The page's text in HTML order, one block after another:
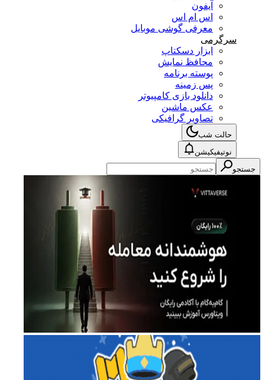
آیفون
اس ام اس
معرفی گوشی موبایل
سرگرمی
ابزار دسکتاپ
محافظ نمایش
پوسته برنامه
پس زمینه
دانلود بازی کامپیوتر
عکس ماشین
تصاویر گرافیکی
حالت شب
نوتیفیکیشن
جستجو